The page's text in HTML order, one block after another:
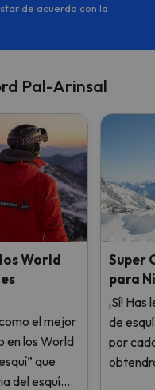
de acuerdo con la
Pal-Arinsal
World
el mejor
en los World
que
del esquí.
Super
para
¡Sí!
de
por